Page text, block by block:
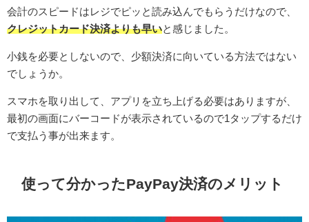
会計のスピードはレジでピッと読み込んでもらうだけなので、
クレジットカード決済よりも早いと感じました。
小銭を必要としないので、少額決済に向いている方法ではない
でしょうか。
スマホを取り出して、アプリを立ち上げる必要はありますが、
最初の画面にバーコードが表示されているので1タップするだけ
で支払う事が出来ます。
使って分かったPayPay決済のメリット